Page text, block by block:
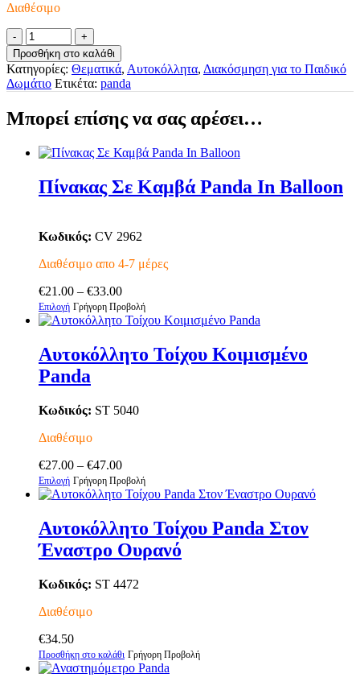
Διαθέσιμο
Αυτοκόλλητο
Τοίχου
Dreamy
Panda
ποσότητα
Προσθήκη στο καλάθι
Κατηγορίες: Θεματικά, Αυτοκόλλητα, Διακόσμηση για το Παιδικό
Δωμάτιο Ετικέτα: panda
Μπορεί επίσης να σας αρέσει…
Πίνακας Σε Καμβά Panda In Balloon
Κωδικός: CV 2962
Διαθέσιμο απο 4-7 μέρες
€21.00 – €33.00Price
range:
€21.00
€33.00
Επιλογή Αυτό
το
πολλαπλές
παραλλαγές.
επιλογές
μπορούν
να
στη
σελίδα
του
Γρήγορη Προβολή
Αυτοκόλλητο Τοίχου Κοιμισμένο
Panda
Κωδικός: ST 5040
Διαθέσιμο
€27.00 – €47.00Price
range:
€27.00
€47.00
Επιλογή Αυτό
το
πολλαπλές
παραλλαγές.
επιλογές
μπορούν
να
στη
σελίδα
του
Γρήγορη Προβολή
Αυτοκόλλητο Τοίχου Panda Στον
Έναστρο Ουρανό
Κωδικός: ST 4472
Διαθέσιμο
€34.50
Προσθήκη στο καλάθι Γρήγορη Προβολή